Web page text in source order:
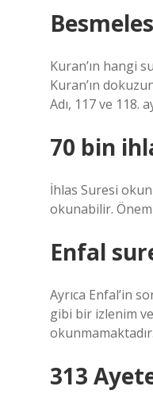
Kuran’ın hangi
Kuran’ın
Adı, 117 ve 118.
70 bin
İhlas Suresi
okunabilir.
Enfal
Ayrıca Enfal’in
gibi bir izlenim
okunmamaktadır.
313